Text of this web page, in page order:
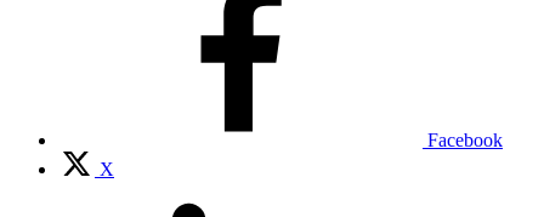
Facebook
X